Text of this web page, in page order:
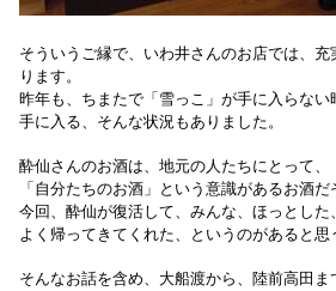
そういうご縁で、いわ井さんのお店では、
ります。
昨年も、ちまたで「雪っこ」が手に入らない
手に入る、そんな状況もありました。
酔仙さんのお酒は、地元の人たちにとって、
「自分たちのお酒」という意識があるお酒だ
今回、 酔仙が復活して、みんな、ほっとした、
よく帰ってきてくれた、というのがあると思
そんなお話を含め、大船渡から、陸前高田ま